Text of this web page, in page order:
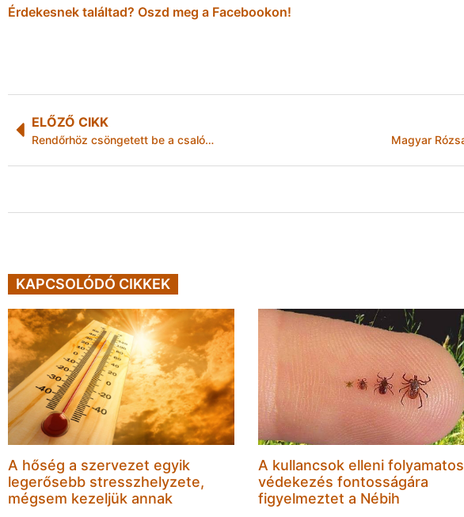
Érdekesnek találtad? Oszd meg a Facebookon!
ELŐZŐ CIKK
Rendőrhöz csöngetett be a csaló…
KAPCSOLÓDÓ CIKKEK
A hőség a szervezet egyik
legerősebb stresszhelyzete,
mégsem kezeljük annak
A kullancsok elleni folyamatos
védekezés fontosságára
figyelmeztet a Nébih